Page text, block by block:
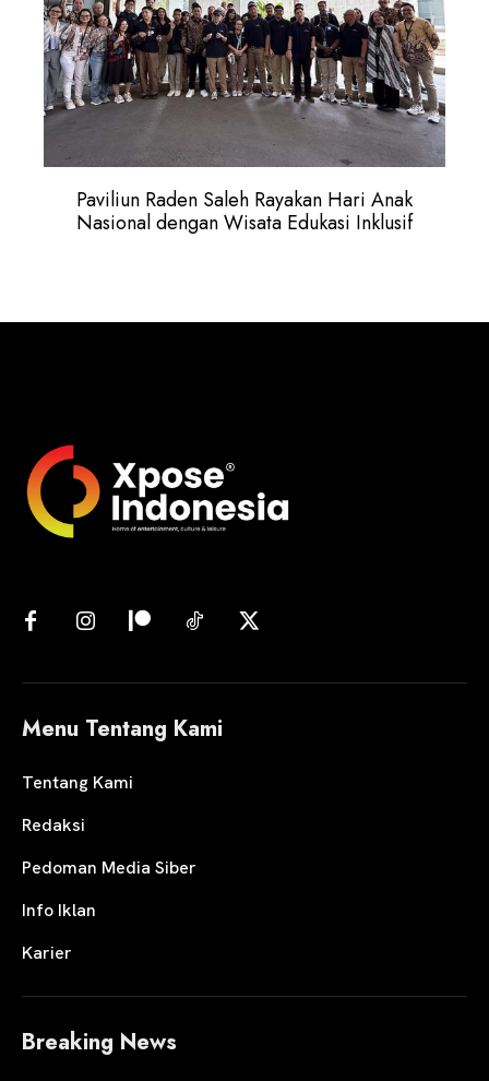
Paviliun Raden Saleh Rayakan Hari Anak
Nasional dengan Wisata Edukasi Inklusif
Menu Tentang Kami
Tentang Kami
Redaksi
Pedoman Media Siber
Info Iklan
Karier
Breaking News